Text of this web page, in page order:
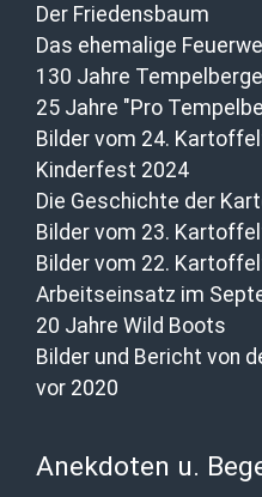
Der Friedensbaum
Das ehemalige
130 Jahre
25 Jahre "Pro
Bilder vom 24.
Kinderfest 2024
Die Geschichte der
Bilder vom 23.
Bilder vom 22.
Arbeitseinsatz im
20 Jahre Wild Boots
Bilder und Bericht von
vor 2020
Anekdoten u.